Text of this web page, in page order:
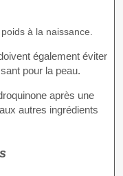
à la naissance.
également éviter
pour la peau.
après une
autres ingrédients